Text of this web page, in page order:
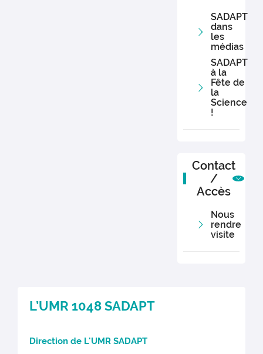
SADAPT
dans
les
médias
SADAPT
à la
Fête de
la
Science
!
Contact
/
Accès
Nous
rendre
visite
L’UMR 1048 SADAPT
Direction de L'UMR SADAPT